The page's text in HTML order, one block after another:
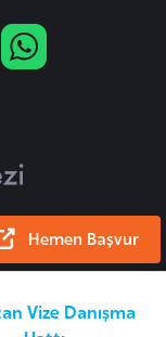
Vize Danışma
Hemen Başvur